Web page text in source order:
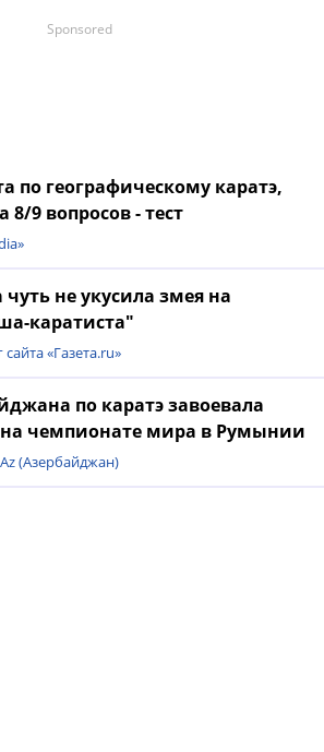
по географическому каратэ,
8/9 вопросов - тест
не укусила змея на
каратиста"
сайта «Газета.ru»
по каратэ завоевала
чемпионате мира в Румынии
(Азербайджан)
Sponsored